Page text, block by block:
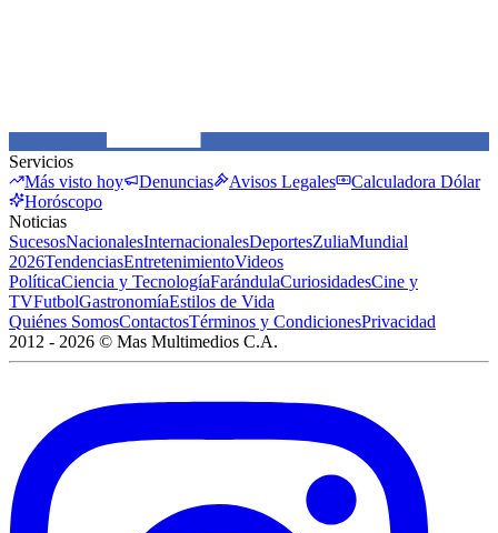
Servicios
Más visto hoy
Denuncias Avisos Legales
Calculadora Dólar
Horóscopo
Noticias
SucesosNacionalesInternacionalesDeportesZuliaMundial
2026TendenciasEntretenimientoVideos
PolíticaCiencia y TecnologíaFarándulaCuriosidadesCine y
TVFutbolGastronomíaEstilos de Vida
Quiénes SomosContactosTérminos y CondicionesPrivacidad
2012 - 2026 © Mas Multimedios C.A.